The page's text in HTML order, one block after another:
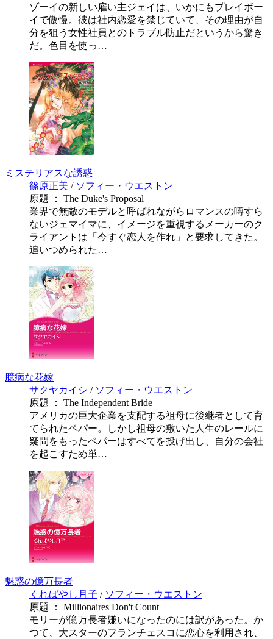
ゾーイの新しい雇い主ジェイは、いかにもプレイボー
イで傲慢。彼は社内恋愛を禁じていて、その理由が自
分を狙う女性社員とのトラブル防止だというから驚き
だ。色目を使っ…
ミステリアスな誘惑
篠原正美 / ソフィー・ウエストン
原題 ： The Duke's Proposal
業界で無敵のモデルと呼ばれながらロマンスの噂すら
ないジェマイマに、イメージを重視するメーカーのク
ライアントは「今すぐ恋人を作れ」と要求してきた。
追いつめられた…
臆病な花嫁
サクヤカイシ / ソフィー・ウエストン
原題 ： The Independent Bride
アメリカの巨大企業を支配する祖母に後継者として育
てられたペパー。しかし祖母の敷いた人生のレールに
疑問をもったペパーはすべてを投げ出し、自分の会社
を起こすため単…
魅惑の億万長者
くればやし月子 / ソフィー・ウエストン
原題 ： Millionaires Don't Count
モリーが億万長者嫌いになったのには訳があった。か
つて、大スターのフランチェスコに恋心を利用され、